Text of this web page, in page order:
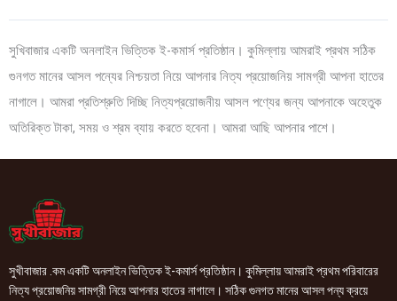
সুখিবাজার একটি অনলাইন ভিত্তিক ই-কমার্স প্রতিষ্ঠান। কুমিল্লায় আমরাই প্রথম সঠিক
গুনগত মানের আসল পন্যের নিশ্চয়তা নিয়ে আপনার নিত্য প্রয়োজনিয় সামগ্রী আপনা হাতের
নাগালে। আমরা প্রতিশ্রুতি দিচ্ছি নিত্যপ্রয়োজনীয় আসল পণ্যের জন্য আপনাকে অহেতুক
অতিরিক্ত টাকা, সময় ও শ্রম ব্যায় করতে হবেনা। আমরা আছি আপনার পাশে।
সুখীবাজার .কম একটি অনলাইন ভিত্তিক ই-কমার্স প্রতিষ্ঠান। কুমিল্লায় আমরাই প্রথম পরিবারের
নিত্য প্রয়োজনিয় সামগ্রী নিয়ে আপনার হাতের নাগালে। সঠিক গুনগত মানের আসল পন্য ক্রয়ে